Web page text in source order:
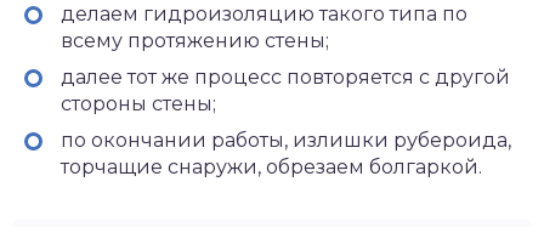
делаем гидроизоляцию такого типа по
всему протяжению стены;
далее тот же процесс повторяется с другой
стороны стены;
по окончании работы, излишки рубероида,
торчащие снаружи, обрезаем болгаркой.